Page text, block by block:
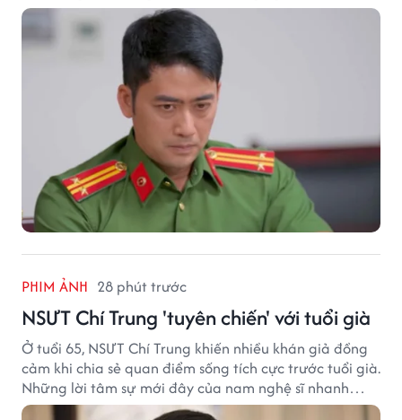
trở thành cú đảo chiều lớn của phim giờ vàng.
PHIM ẢNH 28 phút trước
NSƯT Chí Trung 'tuyên chiến' với tuổi già
Ở tuổi 65, NSƯT Chí Trung khiến nhiều khán giả đồng
cảm khi chia sẻ quan điểm sống tích cực trước tuổi già.
Những lời tâm sự mới đây của nam nghệ sĩ nhanh
chóng nhận được sự quan tâm trên mạng xã hội.